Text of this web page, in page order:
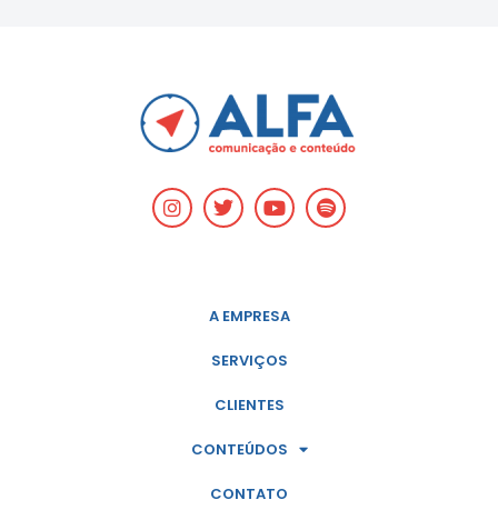
A EMPRESA
SERVIÇOS
CLIENTES
CONTEÚDOS
CONTATO